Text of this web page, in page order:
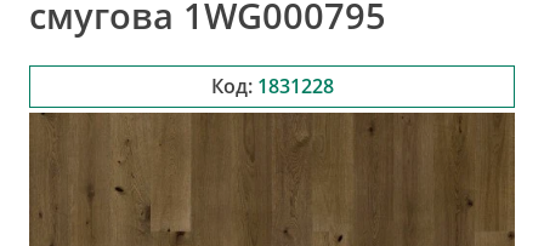
смугова 1WG000795
Код: 1831228